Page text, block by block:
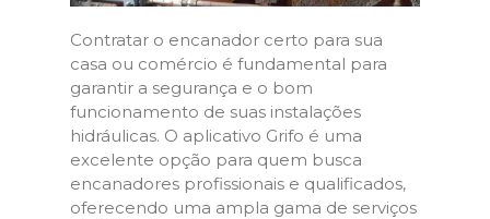
Contratar o encanador certo para sua
casa ou comércio é fundamental para
garantir a segurança e o bom
funcionamento de suas instalações
hidráulicas. O aplicativo Grifo é uma
excelente opção para quem busca
encanadores profissionais e qualificados,
oferecendo uma ampla gama de serviços